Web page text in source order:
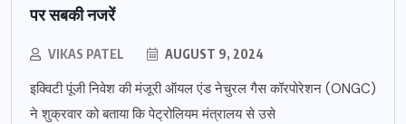
पर सबकी नजरें
VIKAS PATEL AUGUST 9, 2024
इक्विटी पूंजी निवेश की मंजूरी ऑयल एंड नेचुरल गैस कॉरपोरेशन (ONGC)
ने शुक्रवार को बताया कि पेट्रोलियम मंत्रालय से उसे